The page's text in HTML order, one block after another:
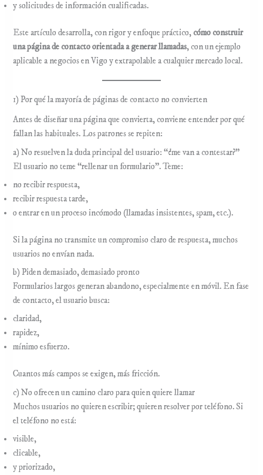
y solicitudes de información cualificadas.
Este artículo desarrolla, con rigor y enfoque práctico,cómo construir
una página de contacto orientada a generar llamadas, con un ejemplo
aplicable a negocios en Vigo y extrapolable a cualquier mercado local.
1) Por qué la mayoría de páginas de contacto no convierten
Antes de diseñar una página que convierta, conviene entender por qué
fallan las habituales. Los patrones se repiten:
a) No resuelven la duda principal del usuario: “¿me van a contestar?”
El usuario no teme “rellenar un formulario”. Teme:
no recibir respuesta,
recibir respuesta tarde,
o entrar en un proceso incómodo (llamadas insistentes, spam, etc.).
Si la página no transmite un compromiso claro de respuesta, muchos
usuarios no envían nada.
b) Piden demasiado, demasiado pronto
Formularios largos generan abandono, especialmente en móvil. En fase
de contacto, el usuario busca:
claridad,
rapidez,
mínimo esfuerzo.
Cuantos más campos se exigen, más fricción.
c) No ofrecen un camino claro para quien quiere llamar
Muchos usuarios no quieren escribir; quieren resolver por teléfono. Si
el teléfono no está:
visible,
clicable,
y priorizado,